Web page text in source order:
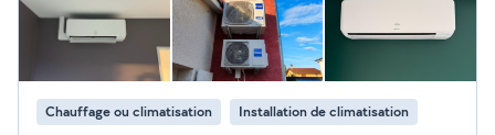
Chauffage ou climatisation Installation de climatisation